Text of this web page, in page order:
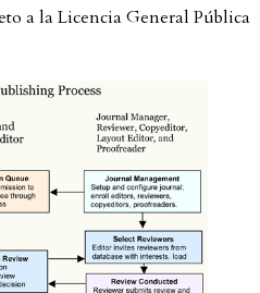
a la Licencia General Pública